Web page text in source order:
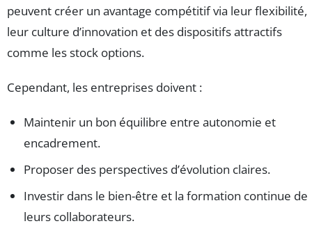
peuvent créer un avantage compétitif via leur flexibilité,
leur culture d’innovation et des dispositifs attractifs
comme les stock options.
Cependant, les entreprises doivent :
Maintenir un bon équilibre entre autonomie et
encadrement.
Proposer des perspectives d’évolution claires.
Investir dans le bien-être et la formation continue de
leurs collaborateurs.